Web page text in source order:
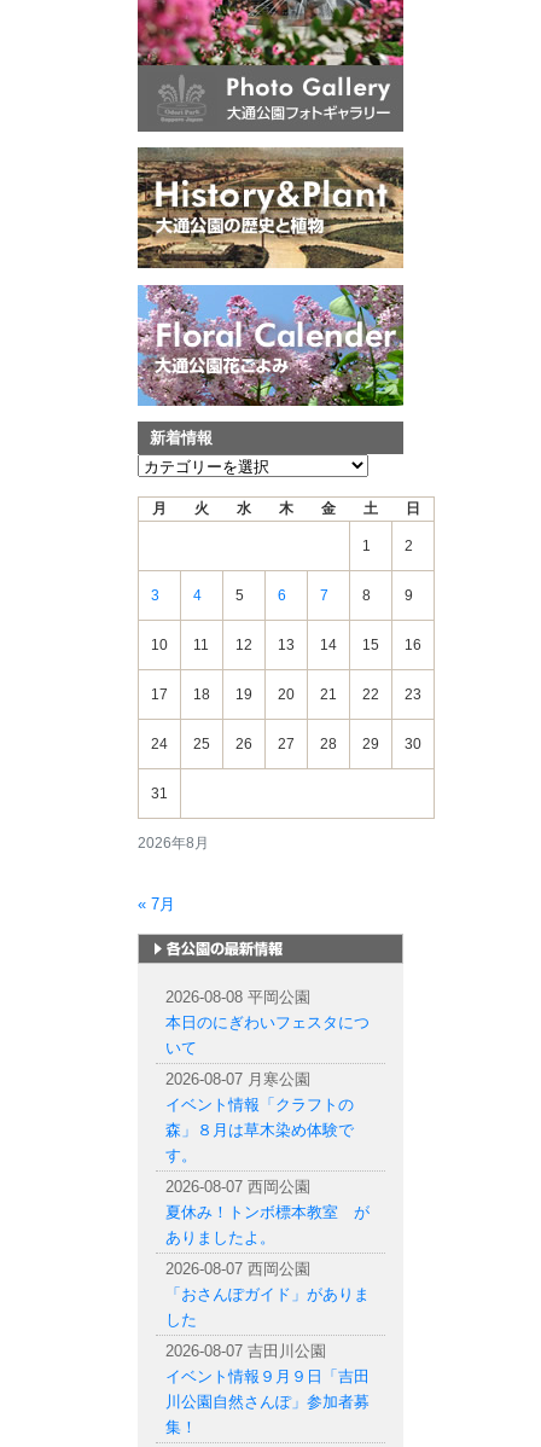
新着情報
新
2026年8月
月 火 水 木 金 土 日
1 2
3 4 5 6 7 8 9
10 11 12 13 14 15 16
17 18 19 20 21 22 23
24 25 26 27 28 29 30
31
« 7月
2026-08-08 平岡公園
本日のにぎわいフェスタにつ
いて
2026-08-07 月寒公園
イベント情報「クラフトの
森」８月は草木染め体験で
す。
2026-08-07 西岡公園
夏休み！トンボ標本教室 が
ありましたよ。
2026-08-07 西岡公園
「おさんぽガイド」がありま
した
2026-08-07 吉田川公園
イベント情報９月９日「吉田
川公園自然さんぽ」参加者募
集！